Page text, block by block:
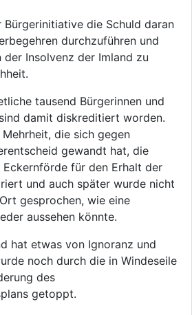
Bürgerinitiative die Schuld daran
durchzuführen und
Insolvenz der Imland zu
tausend Bürgerinnen und
damit diskreditiert worden.
die sich gegen
gewandt hat, die
für den Erhalt der
und auch später wurde nicht
gesprochen, wie eine
aussehen könnte.
hat etwas von Ignoranz und
noch durch die in Windeseile
des
getoppt.